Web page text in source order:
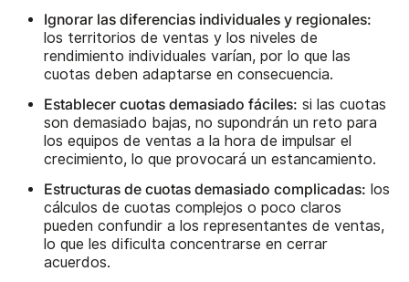
Ignorar las diferencias individuales y regionales:
los territorios de ventas y los niveles de
rendimiento individuales varían, por lo que las
cuotas deben adaptarse en consecuencia.
Establecer cuotas demasiado fáciles: si las cuotas
son demasiado bajas, no supondrán un reto para
los equipos de ventas a la hora de impulsar el
crecimiento, lo que provocará un estancamiento.
Estructuras de cuotas demasiado complicadas: los
cálculos de cuotas complejos o poco claros
pueden confundir a los representantes de ventas,
lo que les dificulta concentrarse en cerrar
acuerdos.